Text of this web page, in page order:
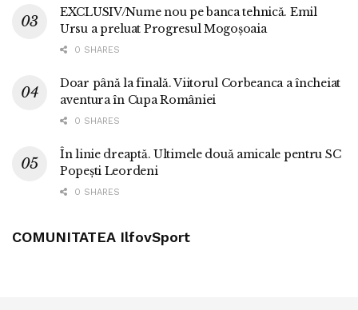
EXCLUSIV/Nume nou pe banca tehnică. Emil
Ursu a preluat Progresul Mogoșoaia
0 SHARES
Doar până la finală. Viitorul Corbeanca a încheiat
aventura în Cupa României
0 SHARES
În linie dreaptă. Ultimele două amicale pentru SC
Popești Leordeni
0 SHARES
COMUNITATEA IlfovSport